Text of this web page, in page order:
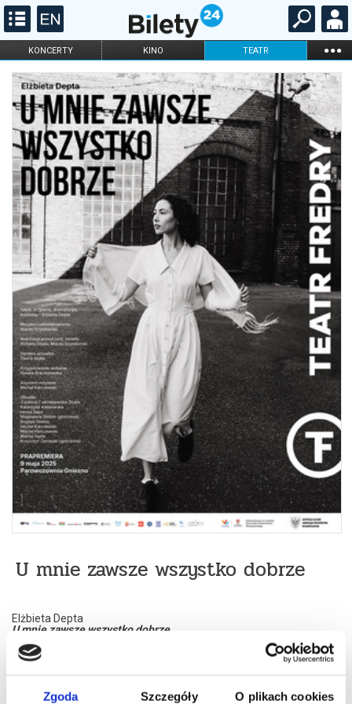
Zgoda Szczegóły O plikach cookies
KONCERTY KINO TEATR ...
FILHARMONIA OPERA I BALET
STAND-UP
DLA DZIECI
ONLINE KARNETY
U mnie zawsze wszystko dobrze
Elżbieta Depta
U mnie zawsze wszystko dobrze
Tekst, reżyseria, dramaturgia, kostiumy
- Elżbieta Depta
Muzyka i udźwiękowienie
Aranżacja przestrzeni, światła- Elżbieta Depta, Maciej
Oprawa wizualna
- Dawid Stube